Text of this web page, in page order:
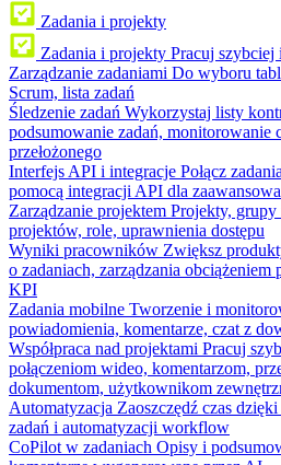
Zadania i projekty
Zadania i projekty Pracuj szybciej
Zarządzanie zadaniami Do wyboru
Scrum, lista zadań
Śledzenie zadań Wykorzystaj listy
podsumowanie zadań, monitorowanie
przełożonego
Interfejs API i integracje Połącz
pomocą integracji API dla
Zarządzanie projektem Projekty, grupy
projektów, role, uprawnienia dostępu
Wyniki pracowników Zwiększ
o zadaniach, zarządzania obciążeniem
KPI
Zadania mobilne Tworzenie i
powiadomienia, komentarze, czat z
Współpraca nad projektami Pracuj
połączeniom wideo, komentarzom,
dokumentom, użytkownikom
Automatyzacja Zaoszczędź czas
zadań i automatyzacji workflow
CoPilot w zadaniach Opisy i